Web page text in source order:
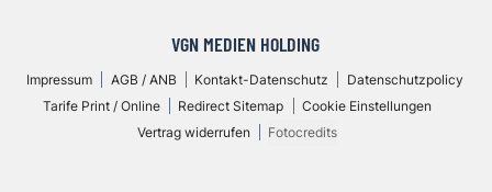
VGN MEDIEN HOLDING
Impressum AGB / ANB Kontakt-Datenschutz
Datenschutzpolicy
Tarife Print / Online
Redirect Sitemap
Cookie Einstellungen
Vertrag widerrufen
Fotocredits